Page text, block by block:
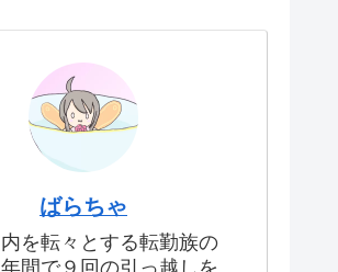
ばらちゃ
を転々とする転勤族の
間で９回の引っ越しを